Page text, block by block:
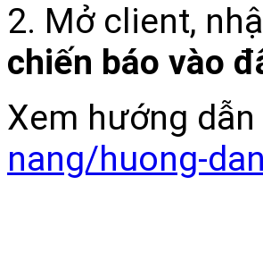
2. Mở client,
chiến báo vào
Xem hướng dẫn
nang/huong-